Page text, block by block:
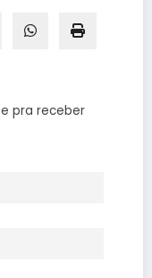
pra receber